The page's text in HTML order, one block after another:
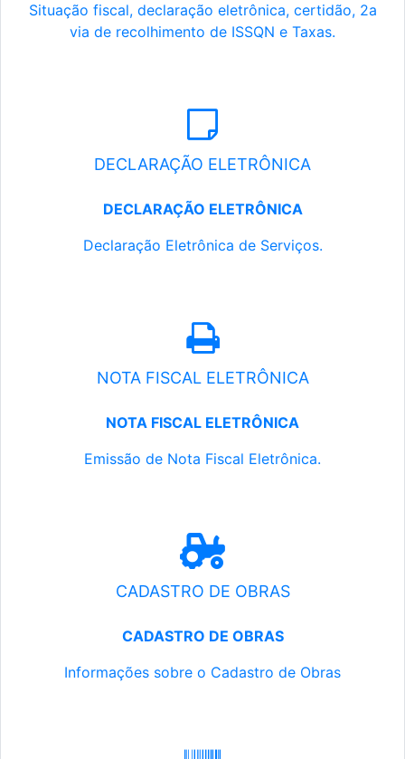
Situação fiscal, declaração eletrônica, certidão, 2a
via de recolhimento de ISSQN e Taxas.
DECLARAÇÃO ELETRÔNICA
DECLARAÇÃO ELETRÔNICA
Declaração Eletrônica de Serviços.
NOTA FISCAL ELETRÔNICA
NOTA FISCAL ELETRÔNICA
Emissão de Nota Fiscal Eletrônica.
CADASTRO DE OBRAS
CADASTRO DE OBRAS
Informações sobre o Cadastro de Obras